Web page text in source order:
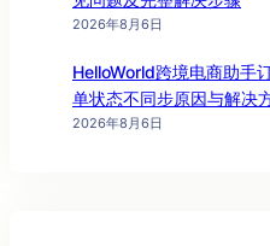
2026年8月6日
HelloWorld跨境电商助手
单状态不同步原因与解决
2026年8月6日